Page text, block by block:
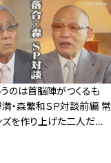
うのは首脳陣がつくるも
満・森繁和ＳＰ対談前編 常
ズを作り上げた二人だか